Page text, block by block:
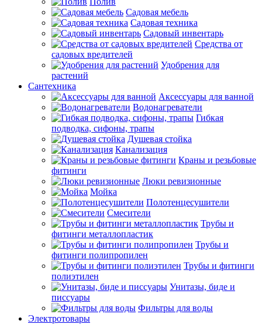
Садовая мебель
Садовая техника
Садовый инвентарь
Средства от
садовых вредителей
Удобрения для
растений
Сантехника
Аксессуары для ванной
Водонагреватели
Гибкая
подводка, сифоны, трапы
Душевая стойка
Канализация
Краны и резьбовые
фитинги
Люки ревизионные
Мойка
Полотенцесушители
Смесители
Трубы и
фитинги металлопластик
Трубы и
фитинги полипропилен
Трубы и фитинги
полиэтилен
Унитазы, биде и
писсуары
Фильтры для воды
Электротовары